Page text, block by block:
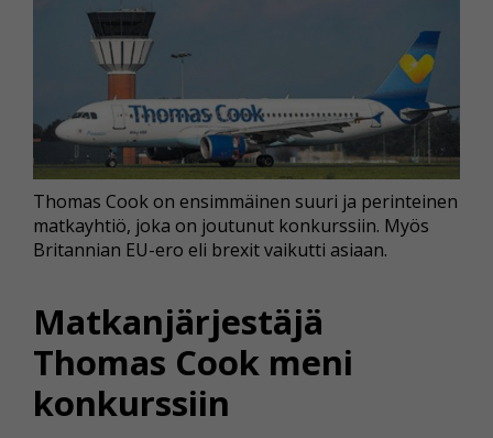
Matkanjärjestäjä
Thomas Cook meni
konkurssiin
Thomas Cook on ensimmäinen suuri ja perinteinen
matkayhtiö, joka on joutunut konkurssiin. Myös
Britannian EU-ero eli brexit vaikutti asiaan.